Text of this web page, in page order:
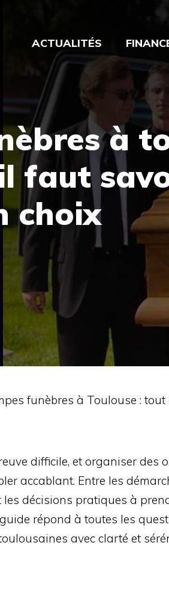
ACTUALITÉS
à
faut
choix
funèbres à Toulouse :
difficile, et organiser des
accablant. Entre les
les décisions pratiques à
répond à toutes les
avec clarté et